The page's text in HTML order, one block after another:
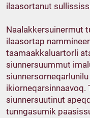
ilaasortanut
Naalakkersuinermut
ilaasortap
taamaakkaluartorli
siunnersuummut
ikiorneqarsinnaavoq.
siunnersuutinut
tunngasumik